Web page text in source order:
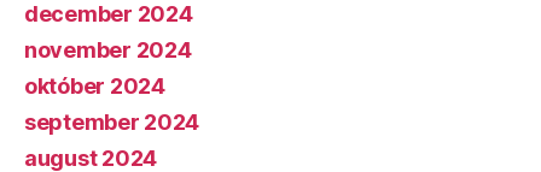
december 2024
november 2024
október 2024
september 2024
august 2024